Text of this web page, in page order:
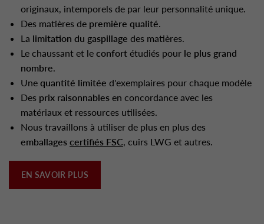
originaux, intemporels de par leur personnalité unique.
Des matières de première qualité.
La limitation du gaspillage des matières.
Le chaussant et le confort étudiés pour le plus grand
nombre.
Une quantité limitée d'exemplaires pour chaque modèle
Des prix raisonnables en concordance avec les
matériaux et ressources utilisées.
Nous travaillons à utiliser de plus en plus des
emballages certifiés FSC, cuirs LWG et autres.
EN SAVOIR PLUS